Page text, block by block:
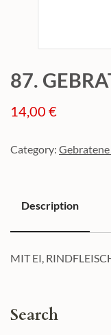
87.
14,00 €
Category:
Description
Description
MIT EI,
Search